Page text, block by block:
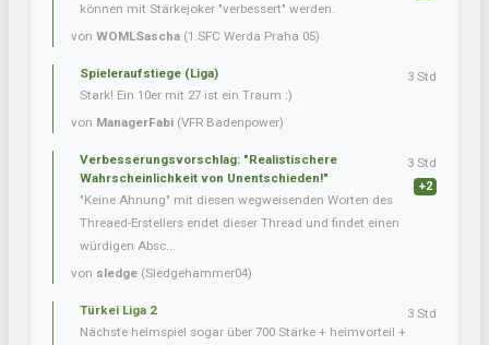
können mit Stärkejoker "verbessert" werden.
von WOMLSascha (1.SFC Werda Praha 05)
Spieleraufstiege (Liga)
Stark! Ein 10er mit 27 ist ein Traum :)
von ManagerFabi (VFR Badenpower)
3 Std
Verbesserungsvorschlag: "Realistischere
Wahrscheinlichkeit von Unentschieden!"
"Keine Ahnung" mit diesen wegweisenden Worten des
Threaed-Erstellers endet dieser Thread und findet einen
würdigen Absc...
von sledge (Sledgehammer04)
3 Std
+2
Türkei Liga 2
Nächste heimspiel sogar über 700 Stärke + heimvorteil +
3 Std